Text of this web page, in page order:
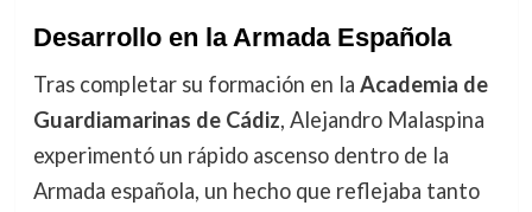
Desarrollo en la Armada Española
Tras completar su formación en la Academia de
Guardiamarinas de Cádiz, Alejandro Malaspina
experimentó un rápido ascenso dentro de la
Armada española, un hecho que reflejaba tanto